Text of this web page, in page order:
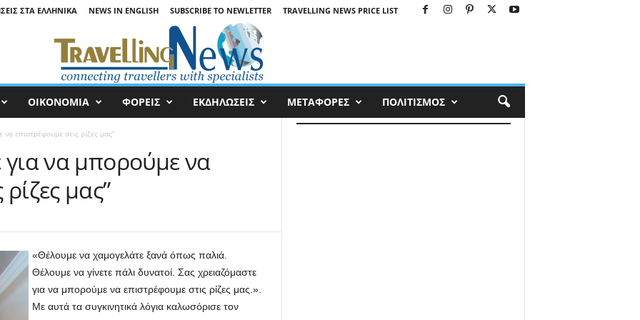
ΣΤΑ ΕΛΛΗΝΙΚΆ NEWS IN ENGLISH SUBSCRIBE TO NEWLETTER TRAVELLING NEWS PRICE LIST
ΟΙΚΟΝΟΜΙΑ ΦΟΡΕΙΣ ΕΚΔΗΛΩΣΕΙΣ ΜΕΤΑΦΟΡΕΣ ΠΟΛΙΤΙΣΜΟΣ
επιστρέφουμε στις ρίζες μας”
για να μπορούμε να
μας”
«Θέλουμε να χαμογελάτε ξανά όπως παλιά.
Θέλουμε να γίνετε πάλι δυνατοί. Σας χρειαζόμαστε
για να μπορούμε να επιστρέφουμε στις ρίζες μας.».
Με αυτά τα συγκινητικά λόγια καλωσόρισε τον